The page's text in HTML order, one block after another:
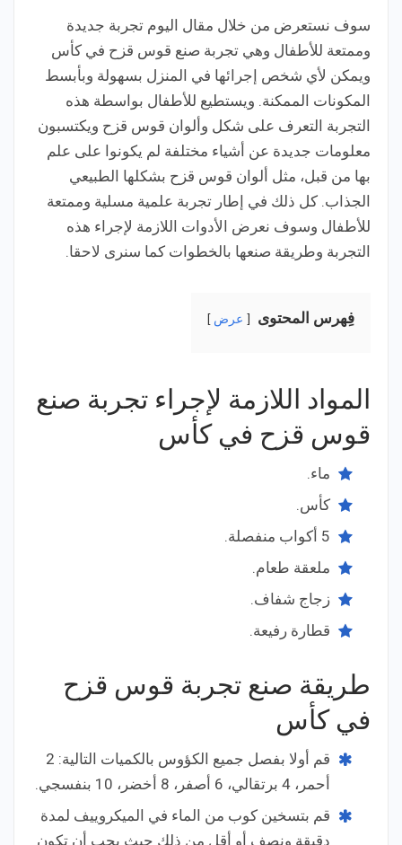
سوف نستعرض من خلال مقال اليوم تجربة جديدة
وممتعة للأطفال وهي تجربة صنع قوس قزح في كأس
ويمكن لأي شخص إجرائها في المنزل بسهولة وبأبسط
المكونات الممكنة. ويستطيع للأطفال بواسطة هذه
التجربة التعرف على شكل وألوان قوس قزح ويكتسبون
معلومات جديدة عن أشياء مختلفة لم يكونوا على علم
بها من قبل، مثل ألوان قوس قزح بشكلها الطبيعي
الجذاب. كل ذلك في إطار تجربة علمية مسلية وممتعة
للأطفال وسوف نعرض الأدوات اللازمة لإجراء هذه
التجربة وطريقة صنعها بالخطوات كما سنرى لاحقا.
فِهرس المحتوى عرض
المواد اللازمة لإجراء تجربة صنع
قوس قزح في كأس
ماء.
كأس.
5 أكواب منفصلة.
ملعقة طعام.
زجاج شفاف.
قطارة رفيعة.
طريقة صنع تجربة قوس قزح
في كأس
قم أولا بفصل جميع الكؤوس بالكميات التالية: 2
أحمر، 4 برتقالي، 6 أصفر، 8 أخضر، 10 بنفسجي.
قم بتسخين كوب من الماء في الميكروييف لمدة
دقيقة ونصف أو أقل من ذلك حيث يجب أن تكون